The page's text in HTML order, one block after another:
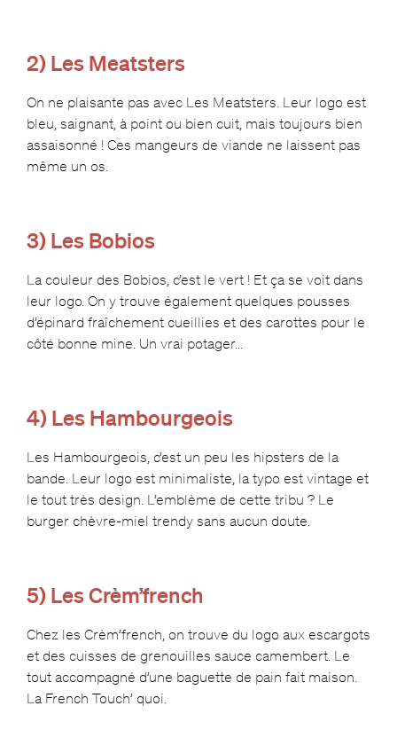
2) Les Meatsters
On ne plaisante pas avec Les Meatsters. Leur logo est
bleu, saignant, à point ou bien cuit, mais toujours bien
assaisonné ! Ces mangeurs de viande ne laissent pas
même un os.
3) Les Bobios
La couleur des Bobios, c’est le vert ! Et ça se voit dans
leur logo. On y trouve également quelques pousses
d’épinard fraîchement cueillies et des carottes pour le
côté bonne mine. Un vrai potager…
4) Les Hambourgeois
Les Hambourgeois, c’est un peu les hipsters de la
bande. Leur logo est minimaliste, la typo est vintage et
le tout très design. L’emblème de cette tribu ? Le
burger chèvre-miel trendy sans aucun doute.
5) Les Crèm’french
Chez les Crèm’french, on trouve du logo aux escargots
et des cuisses de grenouilles sauce camembert. Le
tout accompagné d’une baguette de pain fait maison.
La French Touch’ quoi.